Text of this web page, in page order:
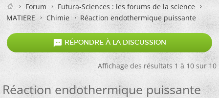
Forum
Futura-Sciences : les forums de la science
MATIERE
Chimie Réaction endothermique puissante
 RÉPONDRE À LA DISCUSSION
Affichage des résultats 1 à 10 sur 10
Réaction endothermique puissante